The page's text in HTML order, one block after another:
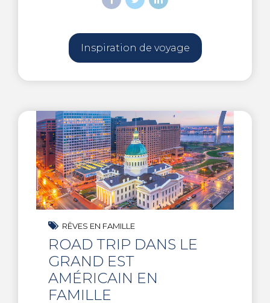
Inspiration de voyage
RÊVES EN FAMILLE
ROAD TRIP DANS LE
GRAND EST
AMÉRICAIN EN
FAMILLE